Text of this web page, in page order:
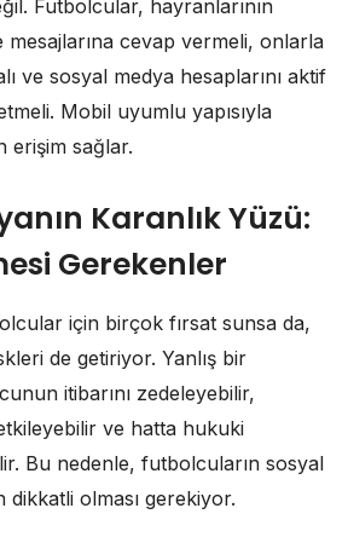
Futbolcular, hayranlarının
mesajlarına cevap vermeli, onlarla
ve sosyal medya hesaplarını aktif
Mobil uyumlu yapısıyla
erişim sağlar.
Karanlık Yüzü:
Gerekenler
için birçok fırsat sunsa da,
de getiriyor. Yanlış bir
itibarını zedeleyebilir,
ve hatta hukuki
Bu nedenle, futbolcuların sosyal
dikkatli olması gerekiyor.